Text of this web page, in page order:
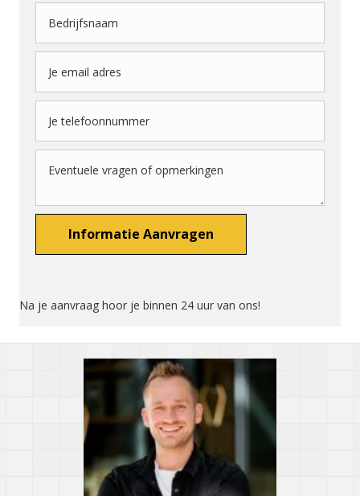
Na je aanvraag hoor je binnen 24 uur van ons!